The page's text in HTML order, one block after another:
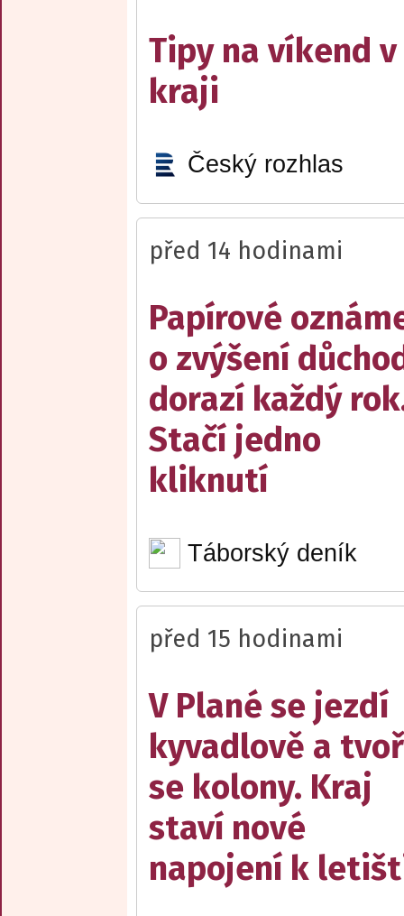
Tipy na víkend
kraji
Český rozhlas
před 14 hodinami
Papírové
o zvýšení
dorazí každý
Stačí jedno
kliknutí
Táborský deník
před 15 hodinami
V Plané se jezdí
kyvadlově a
se kolony. Kraj
staví nové
napojení k